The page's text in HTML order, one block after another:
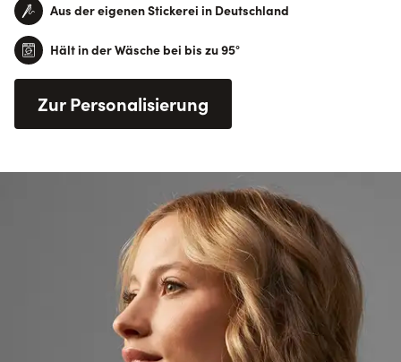
Aus der eigenen Stickerei in Deutschland
EN ISO 157 97 Hält in der Wäsche bei bis zu 95°
Zur Personalisierung